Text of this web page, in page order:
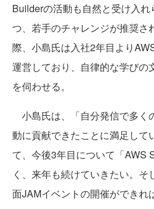
Builderの活動も自然と受け入れ
つ、若手のチャレンジが推奨さ
際、小島氏は入社2年目より
運営しており、自律的な学びの
を伺わせる。
小島氏は、「自分発信で多く
動に貢献できたことに満足して
て、今後3年目について「AWS
く、来年も続けていきたい。
面JAMイベントの開催ができれ